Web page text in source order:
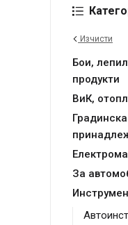
Изчисти
Бои,
продукти
ВиК,
За